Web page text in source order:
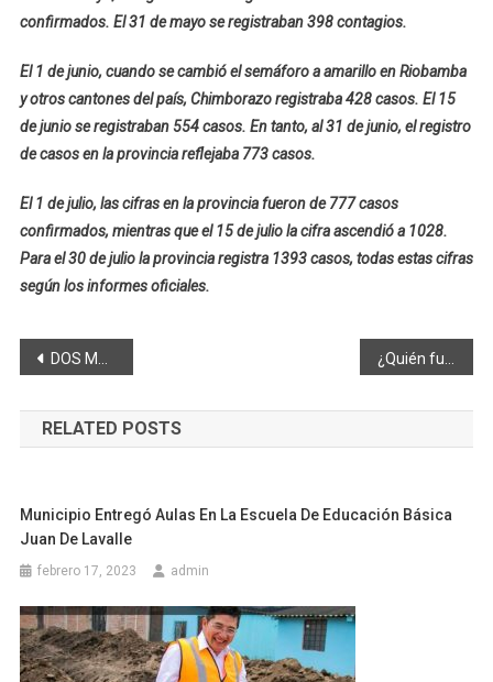
confirmados. El 31 de mayo se registraban 398 contagios.
El 1 de junio, cuando se cambió el semáforo a amarillo en Riobamba
y otros cantones del país, Chimborazo registraba 428 casos. El 15
de junio se registraban 554 casos. En tanto, al 31 de junio, el registro
de casos en la provincia reflejaba 773 casos.
El 1 de julio, las cifras en la provincia fueron de 777 casos
confirmados, mientras que el 15 de julio la cifra ascendió a 1028.
Para el 30 de julio la provincia registra 1393 casos, todas estas cifras
según los informes oficiales.
Navegación
de
entradas
DOS MODALIDADES Y REBAJAS DE PENSIONES EN NUEVO AÑO LECTIVO SIERRA – AMAZONÍA ¿Quién fue José Mancero Logroño?
RELATED POSTS
Municipio Entregó Aulas En La Escuela De Educación Básica
Juan De Lavalle
febrero 17, 2023 admin